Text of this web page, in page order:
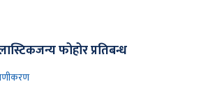
फोहोर प्रतिबन्ध